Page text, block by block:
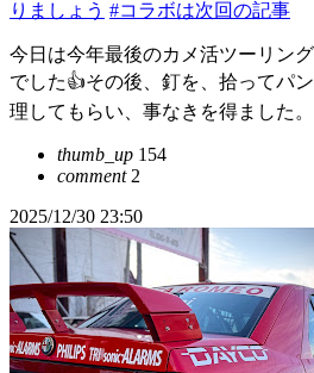
りましょう #コラボは次回の記事
今日は今年最後のカメ活ツーリン
でした👍その後、釘を、拾ってパ
理してもらい、事なきを得ました
thumb_up 154
comment2
2025/12/30 23:50